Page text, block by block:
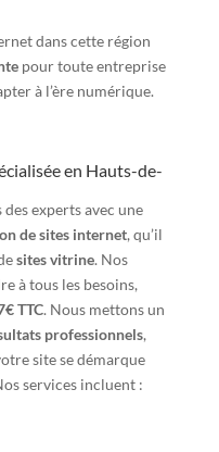
dans cette région
pour toute entreprise
à l’ère numérique.
en Hauts-de-
des experts avec une
de sites internet, qu’il
sites vitrine. Nos
à tous les besoins,
TTC. Nous mettons un
professionnels,
site se démarque
services incluent :